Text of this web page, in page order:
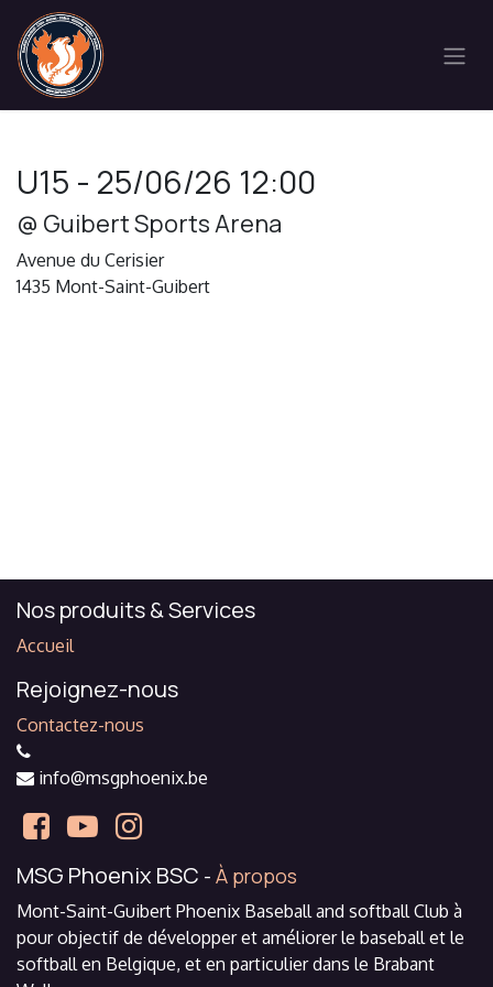
Se rendre au contenu
U15 - 25/06/26 12:00
@ Guibert Sports Arena
Avenue du Cerisier
1435 Mont-Saint-Guibert
Nos produits & Services
Accueil
Rejoignez-nous
Contactez-nous
info@msgphoenix.be
MSG Phoenix BSC - À propos
Mont-Saint-Guibert Phoenix Baseball and softball Club à
pour objectif de développer et améliorer le baseball et le
softball en Belgique, et en particulier dans le Brabant